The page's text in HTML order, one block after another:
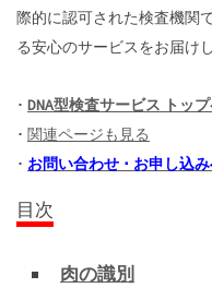
際的に認可された検査機関
る安心のサービスをお届けし
･ DNA型検査サービス トッ
･ 関連ページも見る
･ お問い合わせ ･ お申し込
目次
肉の識別